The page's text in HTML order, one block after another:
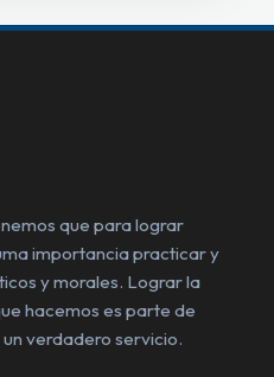
que para lograr
importancia practicar y
y morales. Lograr la
hacemos es parte de
verdadero servicio.